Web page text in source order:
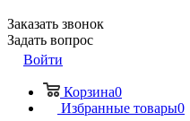
Заказать звонок
Задать вопрос
Войти
Корзина0
Избранные товары0